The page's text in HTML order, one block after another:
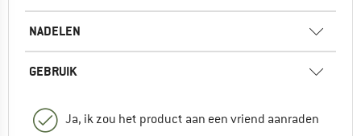
NADELEN
GEBRUIK
Ja, ik zou het product aan een vriend aanraden